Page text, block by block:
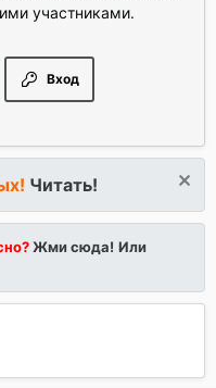
участниками.
Вход
Читать!
Жми сюда! Или